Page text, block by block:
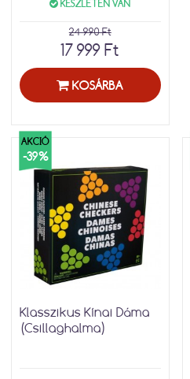
KÉSZLETEN VAN
24 990 Ft
17 999 Ft
KOSÁRBA
AKCIÓ
-39%
Klasszikus Kínai Dáma
(Csillaghalma)